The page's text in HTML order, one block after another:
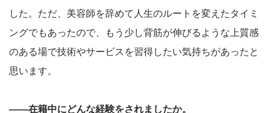
した。ただ、美容師を辞めて人生のルートを変えたタイミ
ングでもあったので、もう少し背筋が伸びるような上質感
のある場で技術やサービスを習得したい気持ちがあったと
思います。
――在籍中にどんな経験をされましたか。